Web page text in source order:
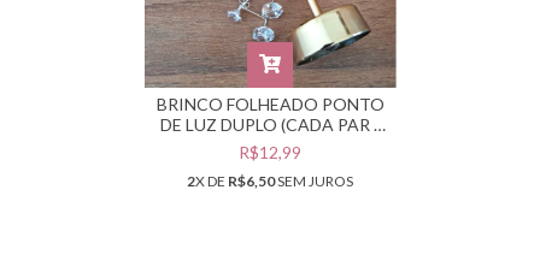
BRINCO FOLHEADO PONTO
DE LUZ DUPLO (CADA PAR -
SELECIONE A COR
DESEJADA) #BF080604
R$12,99
2X DE R$6,50SEM JUROS